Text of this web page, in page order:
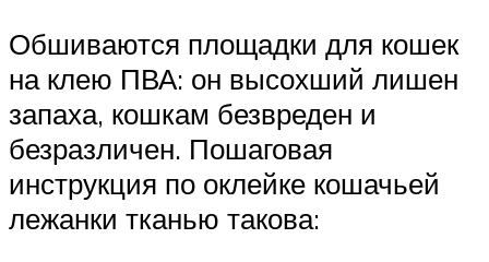
Обшиваются площадки для кошек
на клею ПВА: он высохший лишен
запаха, кошкам безвреден и
безразличен. Пошаговая
инструкция по оклейке кошачьей
лежанки тканью такова: